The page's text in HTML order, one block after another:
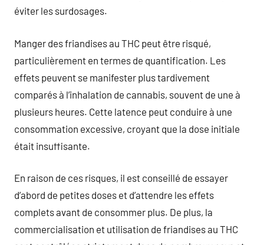
éviter les surdosages.
Manger des friandises au THC peut être risqué,
particulièrement en termes de quantification. Les
effets peuvent se manifester plus tardivement
comparés à l’inhalation de cannabis, souvent de une à
plusieurs heures. Cette latence peut conduire à une
consommation excessive, croyant que la dose initiale
était insuffisante.
En raison de ces risques, il est conseillé de essayer
d’abord de petites doses et d’attendre les effets
complets avant de consommer plus. De plus, la
commercialisation et utilisation de friandises au THC